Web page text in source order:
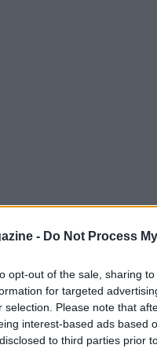
- Do Not Process
opt-out of the sale, sharing
for targeted
selection. Please note that
interest-based ads based
to third parties prior
1 riservata ai
19 giugno 2026 a
favoritoVenetian Sun